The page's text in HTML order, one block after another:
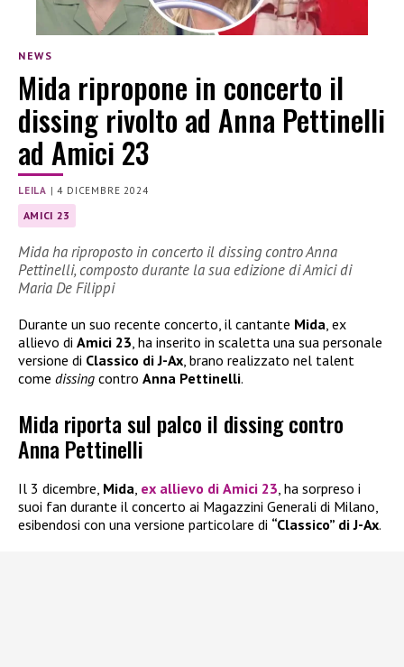
NEWS
Mida ripropone in concerto il
dissing rivolto ad Anna Pettinelli
ad Amici 23
LEILA |4 DICEMBRE 2024
AMICI 23
Mida ha riproposto in concerto il dissing contro Anna
Pettinelli, composto durante la sua edizione di Amici di
Maria De Filippi
Durante un suo recente concerto, il cantante Mida , ex
allievo di Amici 23 , ha inserito in scaletta una sua personale
versione di Classico di J-Ax , brano realizzato nel talent
come dissing contro Anna Pettinelli.
Mida riporta sul palco il dissing contro
Anna Pettinelli
Il 3 dicembre, Mida, ex allievo di Amici 23, ha sorpreso i
suoi fan durante il concerto ai Magazzini Generali di Milano,
esibendosi con una versione particolare di “Classico” di J-Ax.